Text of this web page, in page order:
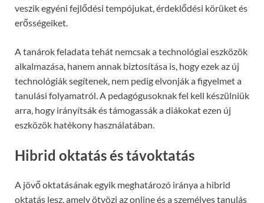
veszik egyéni fejlődési tempójukat, érdeklődési körüket és
erősségeiket.
A tanárok feladata tehát nemcsak a technológiai eszközök
alkalmazása, hanem annak biztosítása is, hogy ezek az új
technológiák segítenek, nem pedig elvonják a figyelmet a
tanulási folyamatról. A pedagógusoknak fel kell készülniük
arra, hogy irányítsák és támogassák a diákokat ezen új
eszközök hatékony használatában.
Hibrid oktatás és távoktatás
A jövő oktatásának egyik meghatározó iránya a hibrid
oktatás lesz, amely ötvözi az online és a személyes tanulás